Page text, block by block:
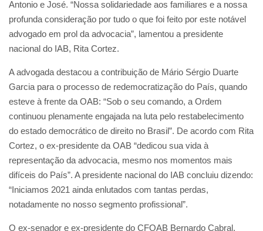
Antonio e José. “Nossa solidariedade aos familiares e a nossa
profunda consideração por tudo o que foi feito por este notável
advogado em prol da advocacia”, lamentou a presidente
nacional do IAB, Rita Cortez.
A advogada destacou a contribuição de Mário Sérgio Duarte
Garcia para o processo de redemocratização do País, quando
esteve à frente da OAB: “Sob o seu comando, a Ordem
continuou plenamente engajada na luta pelo restabelecimento
do estado democrático de direito no Brasil”. De acordo com Rita
Cortez, o ex-presidente da OAB “dedicou sua vida à
representação da advocacia, mesmo nos momentos mais
difíceis do País”. A presidente nacional do IAB concluiu dizendo:
“Iniciamos 2021 ainda enlutados com tantas perdas,
notadamente no nosso segmento profissional”.
O ex-senador e ex-presidente do CFOAB Bernardo Cabral,